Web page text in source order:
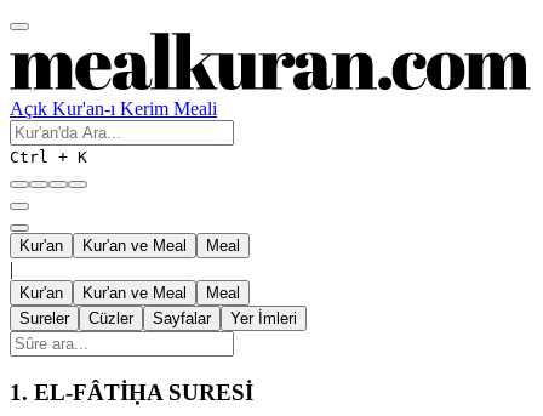
Açık Kur'an-ı Kerim Meali
Ctrl + K
Kur'an Kur'an ve Meal Meal
|
Kur'an Kur'an ve Meal
Meal
Sureler
Cüzler Sayfalar Yer İmleri
1. EL-FÂTİḤA SURESİ